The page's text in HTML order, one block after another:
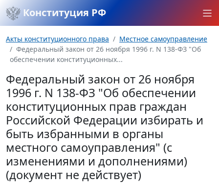
Конституция РФ
Акты конституционного права
Местное самоуправление
Федеральный закон от 26 ноября 1996 г. N 138-ФЗ "Об
обеспечении конституционных...
Федеральный закон от 26 ноября
1996 г. N 138-ФЗ "Об обеспечении
конституционных прав граждан
Российской Федерации избирать и
быть избранными в органы
местного самоуправления" (с
изменениями и дополнениями)
(документ не действует)